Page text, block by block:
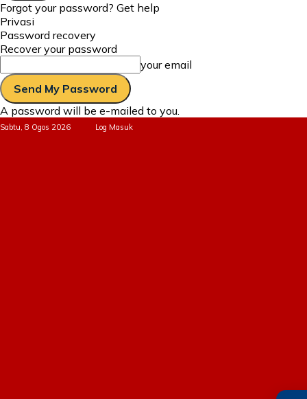
Forgot your password? Get help
Privasi
Password recovery
Recover your password
your email
A password will be e-mailed to you.
Sabtu, 8 Ogos 2026 Log Masuk